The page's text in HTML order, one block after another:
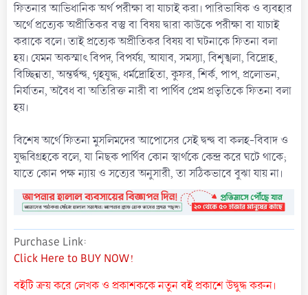
ফিতনার আভিধানিক অর্থ পরীক্ষা বা যাচাই করা। পারিভাষিক ও ব্যবহার
অর্থে প্রত্যেক অপ্রীতিকর বস্তু বা বিষয় দ্বারা কাউকে পরীক্ষা বা যাচাই
করাকে বলে। তাই প্রত্যেক অপ্রীতিকর বিষয় বা ঘটনাকে ফিতনা বলা
হয়। যেমন অকস্মাৎ বিপদ, বিপর্যয়, আযাব, সমস্যা, বিশৃঙ্খলা, বিদ্রোহ,
বিচ্ছিন্নতা, অন্তর্দ্বন্দ্ব, গৃহযুদ্ধ, ধর্মদ্রোহিতা, কুফর, শির্ক, পাপ, প্রলোভন,
নির্যাতন, অবৈধ বা অতিরিক্ত নারী বা পার্থিব প্রেম প্রভৃতিকে ফিতনা বলা
হয়।
বিশেষ অর্থে ফিতনা মুসলিমদের আপোসের সেই দ্বন্দ্ব বা কলহ-বিবাদ ও
যুদ্ধবিগ্রহকে বলে, যা নিছক পার্থিব কোন স্বার্থকে কেন্দ্র করে ঘটে থাকে;
যাতে কোন পক্ষ ন্যায় ও সত্যের অনুসারী, তা সঠিকভাবে বুঝা যায় না।
Purchase Link
Click Here to BUY NOW!
বইটি ক্রয় করে লেখক ও প্রকাশককে নতুন বই প্রকাশে উদ্বুদ্ধ করুন।